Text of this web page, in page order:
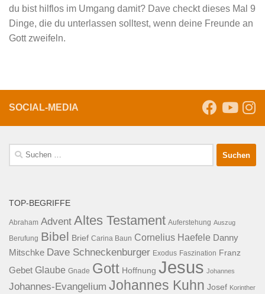
du bist hilflos im Umgang damit? Dave checkt dieses Mal 9
Dinge, die du unterlassen solltest, wenn deine Freunde an
Gott zweifeln.
SOCIAL-MEDIA
Suche
nach:
TOP-BEGRIFFE
Abraham Advent Altes Testament Auferstehung Auszug
Berufung Bibel Brief Carina Baun Cornelius Haefele Danny
Mitschke Dave Schneckenburger Exodus Faszination Franz
Gebet Glaube Gnade Gott Hoffnung Jesus Johannes
Johannes-Evangelium Johannes Kuhn Josef Korinther